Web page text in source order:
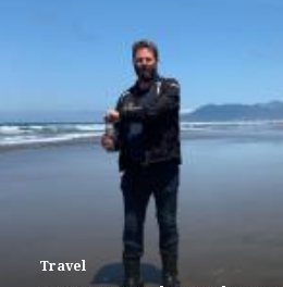
Travel